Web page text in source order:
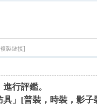
製鏈接]
進行評鑑。
具 」 [普裝，時裝，影子